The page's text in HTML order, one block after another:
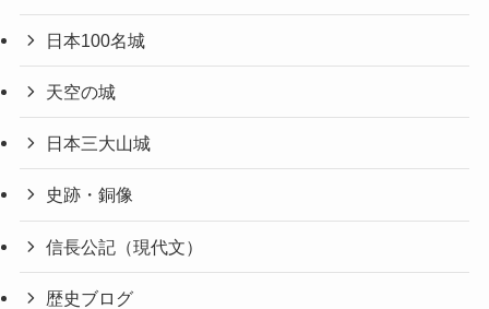
日本100名城
天空の城
日本三大山城
史跡・銅像
信長公記（現代文）
歴史ブログ